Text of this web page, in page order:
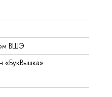
ВШЭ
«БукВышка»